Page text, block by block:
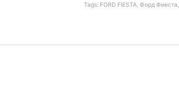
Tags: FORD FIESTA Форд Фиеста